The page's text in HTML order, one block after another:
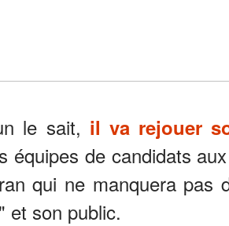
le sait, il va rejouer
équipes de candidats
qui ne manquera pas
et son public.